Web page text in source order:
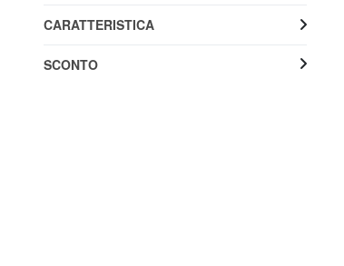
CARATTERISTICA
SCONTO